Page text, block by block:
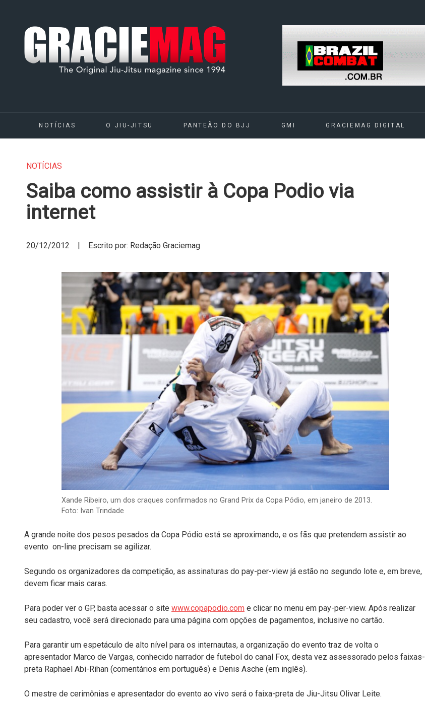
NOTÍCIAS O JIU-JITSU PANTEÃO DO BJJ GMI GRACIEMAG DIGITAL
NOTÍCIAS
Saiba como assistir à Copa Podio via
internet
20/12/2012 | Escrito por: Redação Graciemag
Xande Ribeiro, um dos craques confirmados no Grand Prix da Copa Pódio, em janeiro de 2013.
Foto: Ivan Trindade
A grande noite dos pesos pesados da Copa Pódio está se aproximando, e os fãs que pretendem assistir ao
evento on-line precisam se agilizar.
Segundo os organizadores da competição, as assinaturas do pay-per-view já estão no segundo lote e, em breve,
devem ficar mais caras.
Para poder ver o GP, basta acessar o site www.copapodio.com e clicar no menu em pay-per-view. Após realizar
seu cadastro, você será direcionado para uma página com opções de pagamentos, inclusive no cartão.
Para garantir um espetáculo de alto nível para os internautas, a organização do evento traz de volta o
apresentador Marco de Vargas, conhecido narrador de futebol do canal Fox, desta vez assessorado pelos faixas-
preta Raphael Abi-Rihan (comentários em português) e Denis Asche (em inglês).
O mestre de cerimônias e apresentador do evento ao vivo será o faixa-preta de Jiu-Jitsu Olivar Leite.